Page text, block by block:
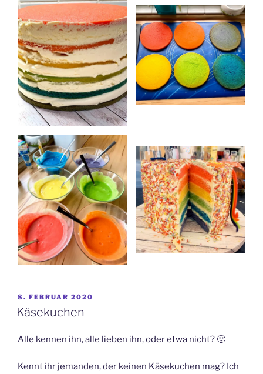
VERÖFFENTLICHT
AM
8. FEBRUAR 2020
Käsekuchen
Alle kennen ihn, alle lieben ihn, oder etwa nicht? 🙂
Kennt ihr jemanden, der keinen Käsekuchen mag? Ich